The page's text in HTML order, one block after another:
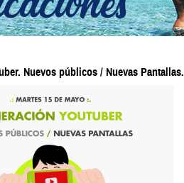
Nuevos públicos / Nuevas Pantallas.